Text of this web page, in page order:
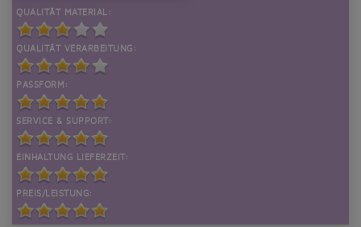
QUALITÄT MATERIAL:
QUALITÄT VERARBEITUNG:
PASSFORM:
SERVICE & SUPPORT:
EINHALTUNG LIEFERZEIT:
PREIS/LEISTUNG: